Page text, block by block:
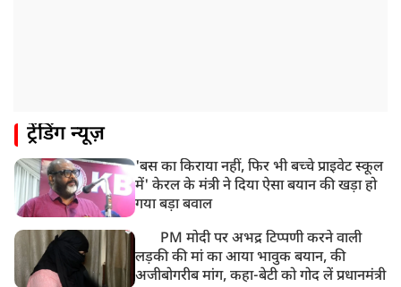
भारी हंगामे के बीच संसद की कार्यवाही दोपहर दो बजे तक के
9:38 AM
झारखंड: JPSC परीक्षा धांधली मामले में और पांच लोग गिरफ्तार,
अबतक 19 अरेस्ट
ट्रेंडिंग न्यूज़
'बस का किराया नहीं, फिर भी बच्चे प्राइवेट स्कूल
में' केरल के मंत्री ने दिया ऐसा बयान की खड़ा हो
गया बड़ा बवाल
PM मोदी पर अभद्र टिप्पणी करने वाली
लड़की की मां का आया भावुक बयान, की
अजीबोगरीब मांग, कहा-बेटी को गोद लें प्रधानमंत्री